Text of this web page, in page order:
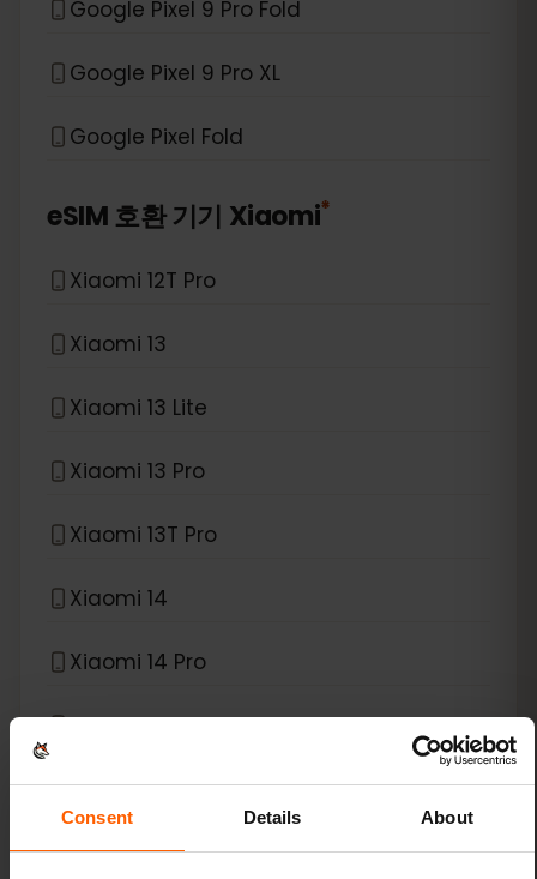
Consent Details About
Google Pixel 9 Pro Fold
Google Pixel 9 Pro XL
Google Pixel Fold
eSIM 호환 기기 Xiaomi*
Xiaomi 12T Pro
Xiaomi 13
Xiaomi 13 Lite
Xiaomi 13 Pro
Xiaomi 13T Pro
Xiaomi 14
Xiaomi 14 Pro
Xiaomi 14T
Xiaomi 14T Pro
Xiaomi 15